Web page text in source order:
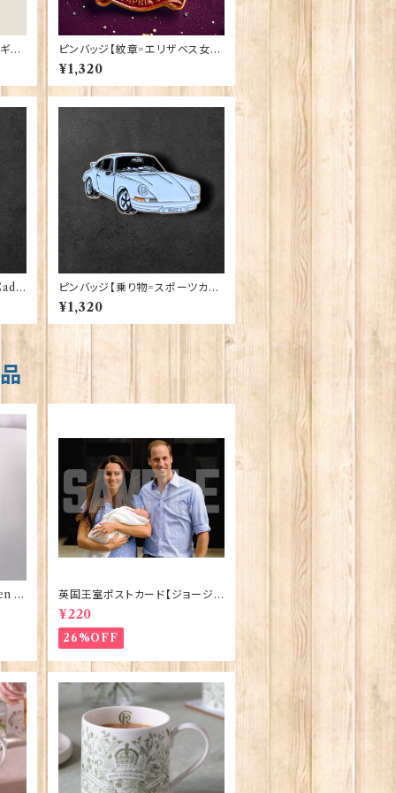
ー
ピンバッジ【紋章=エリザベス女王
陛下生誕100周年】Tradition 90
040-QU100
¥1,320
ピンバッジ【乗り物=スポーツカー
W】Cadogan 90040-XJKB11-
56
¥1,320
El
英国王室ポストカード【ジョージ
王子ご誕生】Pageantry Postca
rd 90183-JEF100
¥220
26%OFF